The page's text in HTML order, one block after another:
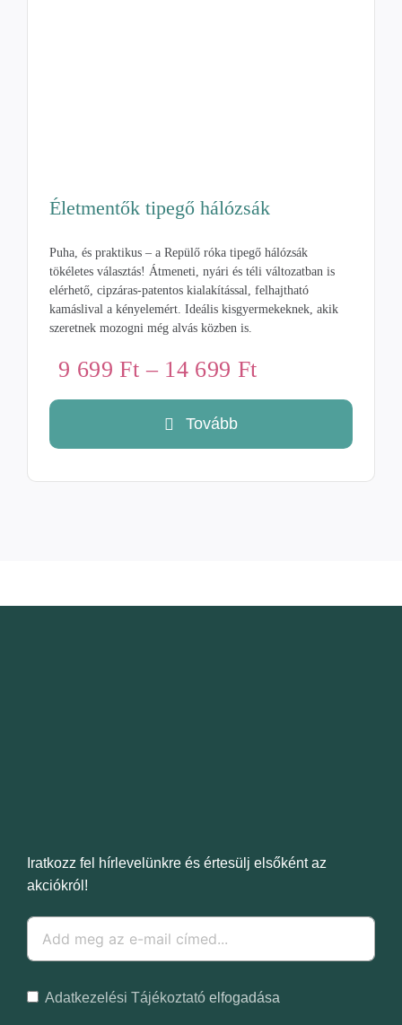
Életmentők tipegő hálózsák
Puha, és praktikus – a Repülő róka tipegő hálózsák
tökéletes választás! Átmeneti, nyári és téli változatban is
elérhető, cipzáras-patentos kialakítással, felhajtható
kamáslival a kényelemért. Ideális kisgyermekeknek, akik
szeretnek mozogni még alvás közben is.
9 699Ft – 14 699FtÁrtartomány:
9
-
14
Tovább
Iratkozz fel hírlevelünkre és értesülj elsőként az
akciókról!
Adatkezelési Tájékoztatóelfogadása